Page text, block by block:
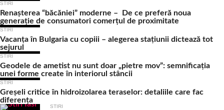
STIRI
Renașterea “băcăniei” moderne – De ce preferă noua
generație de consumatori comerțul de proximitate
STIRI
Vacanța în Bulgaria cu copiii – alegerea stațiunii dictează tot
sejurul
STIRI
Geodele de ametist nu sunt doar „pietre mov”: semnificația
unei forme create în interiorul stâncii
STIRI
Greșeli critice în hidroizolarea teraselor: detaliile care fac
diferența
STIRI